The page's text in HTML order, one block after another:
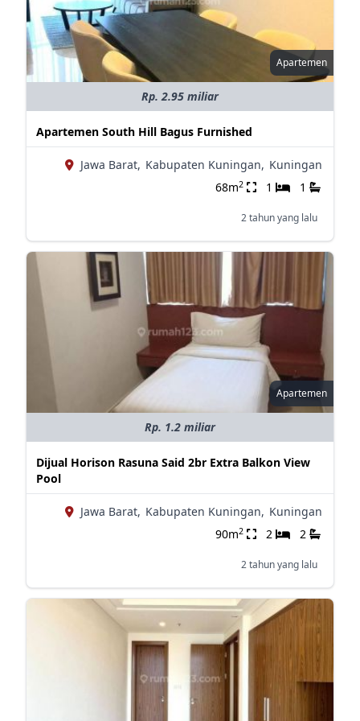
Apartemen
Rp. 2.95 miliar
Apartemen South Hill Bagus Furnished
Jawa Barat, Kabupaten Kuningan, Kuningan
68m2 1 1
2 tahun yang lalu
Apartemen
Rp. 1.2 miliar
Dijual Horison Rasuna Said 2br Extra Balkon View
Pool
Jawa Barat, Kabupaten Kuningan, Kuningan
90m2 2 2
2 tahun yang lalu